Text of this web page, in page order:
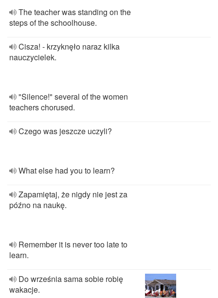
The teacher was standing on the
steps of the schoolhouse.
Cisza! - krzyknęło naraz kilka
nauczycielek.
"Silence!" several of the women
teachers chorused.
Czego was jeszcze uczyli?
What else had you to learn?
Zapamiętaj, że nigdy nie jest za
późno na naukę.
Remember it is never too late to
learn.
Do września sama sobie robię
wakacje.